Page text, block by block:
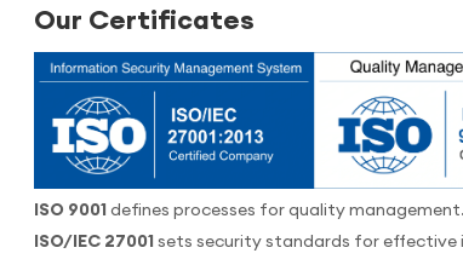
Our Certificates
ISO 9001 defines processes for quality management.
ISO/IEC 27001 sets security standards for effective